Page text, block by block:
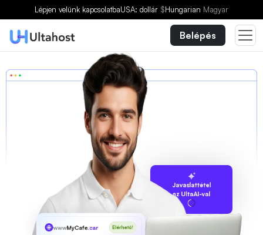
Lépjen velünk kapcsolatbaUSA: dollár $Hungarian Magyar
Belépés
Javaslattétel
az UltaAI-val
wwwMyCafe.car Elérhető!